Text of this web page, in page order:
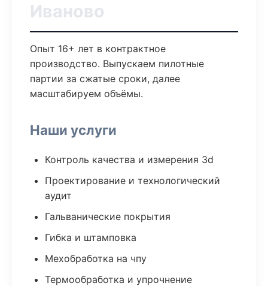
Иваново
Опыт 16+ лет в контрактное
производство. Выпускаем пилотные
партии за сжатые сроки, далее
масштабируем объёмы.
Наши услуги
Контроль качества и измерения 3d
Проектирование и технологический
аудит
Гальванические покрытия
Гибка и штамповка
Мехобработка на чпу
Термообработка и упрочнение